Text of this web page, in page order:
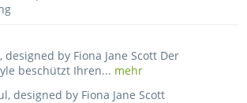
by Fiona Jane Scott Der
beschützt Ihren... mehr
designed by Fiona Jane Scott